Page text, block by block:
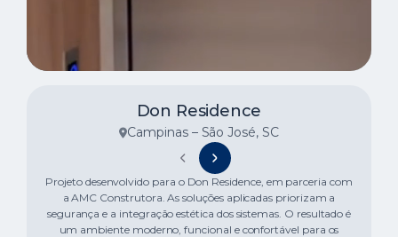
Don Residence
Campinas – São José, SC
Projeto desenvolvido para o Don Residence, em parceria com
a AMC Construtora. As soluções aplicadas priorizam a
segurança e a integração estética dos sistemas. O resultado é
um ambiente moderno, funcional e confortável para os